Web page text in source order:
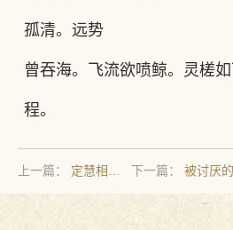
孤清。远势
曾吞海。飞流欲喷鲸。灵槎
程。
上一篇：
定慧相资
歌
下一篇：
被讨厌
介